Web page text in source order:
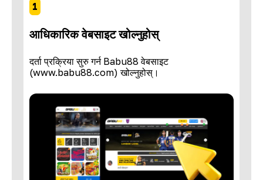
1
आधिकारिक वेबसाइट खोल्नुहोस्
दर्ता प्रक्रिया सुरु गर्न Babu88 वेबसाइट
(www.babu88.com) खोल्नुहोस्।